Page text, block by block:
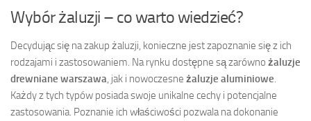
Wybór żaluzji – co warto wiedzieć?
Decydując się na zakup żaluzji, konieczne jest zapoznanie się z ich
rodzajami i zastosowaniem. Na rynku dostępne są zarówno żaluzje
drewniane warszawa, jak i nowoczesne żaluzje aluminiowe.
Każdy z tych typów posiada swoje unikalne cechy i potencjalne
zastosowania. Poznanie ich właściwości pozwala na dokonanie